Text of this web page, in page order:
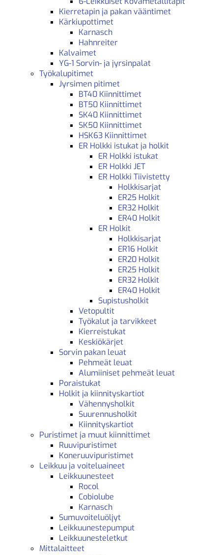
Kierretapin ja pakan vääntimet
Kärkiupottimet
Karnasch
Hahnreiter
Kalvaimet
YG-1 Sorvin- ja jyrsinpalat
Työkalupitimet
Jyrsimen pitimet
BT40 Kiinnittimet
BT50 Kiinnittimet
SK40 Kiinnittimet
SK50 Kiinnittimet
HSK63 Kiinnittimet
ER Holkki istukat ja holkit
ER Holkki istukat
ER Holkki JET
ER Holkki Tiivistetty
Holkkisarjat
ER25 Holkit
ER32 Holkit
ER40 Holkit
ER Holkit
Holkkisarjat
ER16 Holkit
ER20 Holkit
ER25 Holkit
ER32 Holkit
ER40 Holkit
Supistusholkit
Vetopultit
Työkalut ja tarvikkeet
Kierreistukat
Keskiökärjet
Sorvin pakan leuat
Pehmeät leuat
Alumiiniset pehmeät leuat
Poraistukat
Holkit ja kiinnityskartiot
Vähennysholkit
Suurennusholkit
Kiinnityskartiot
Puristimet ja muut kiinnittimet
Ruuvipuristimet
Koneruuvipuristimet
Leikkuu ja voiteluaineet
Leikkuunesteet
Rocol
Cobiolube
Karnasch
Sumuvoiteluöljyt
Leikkuunestepumput
Leikkuunesteletkut
Mittalaitteet